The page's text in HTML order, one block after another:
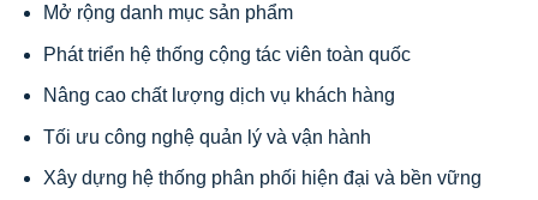
Mở rộng danh mục sản phẩm
Phát triển hệ thống cộng tác viên toàn quốc
Nâng cao chất lượng dịch vụ khách hàng
Tối ưu công nghệ quản lý và vận hành
Xây dựng hệ thống phân phối hiện đại và bền vững